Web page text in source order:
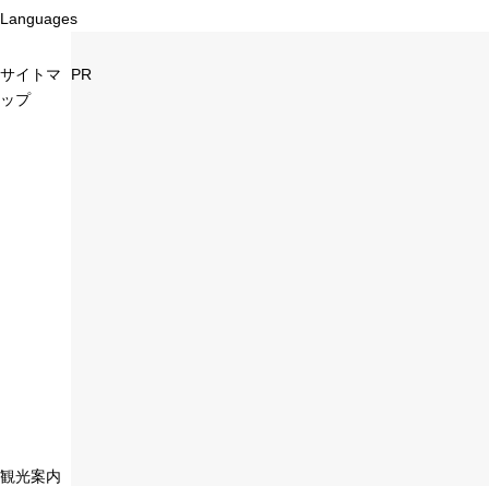
Languages
サイトマ
ップ
観光案内
PR